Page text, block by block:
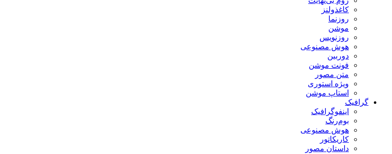
کاغذولنز
روزنما
موشن
روزنویس
هوش مصنوعی
دوربین
فونت موشن
متن مصور
ویژه استوری
استاپ موشن
گرافیک
اینفوگرافیک
بوم‌رنگ
هوش مصنوعی
کاریکاتور
داستان مصور